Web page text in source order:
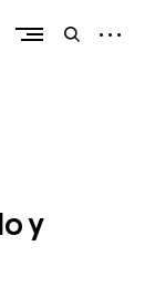
openopen
y